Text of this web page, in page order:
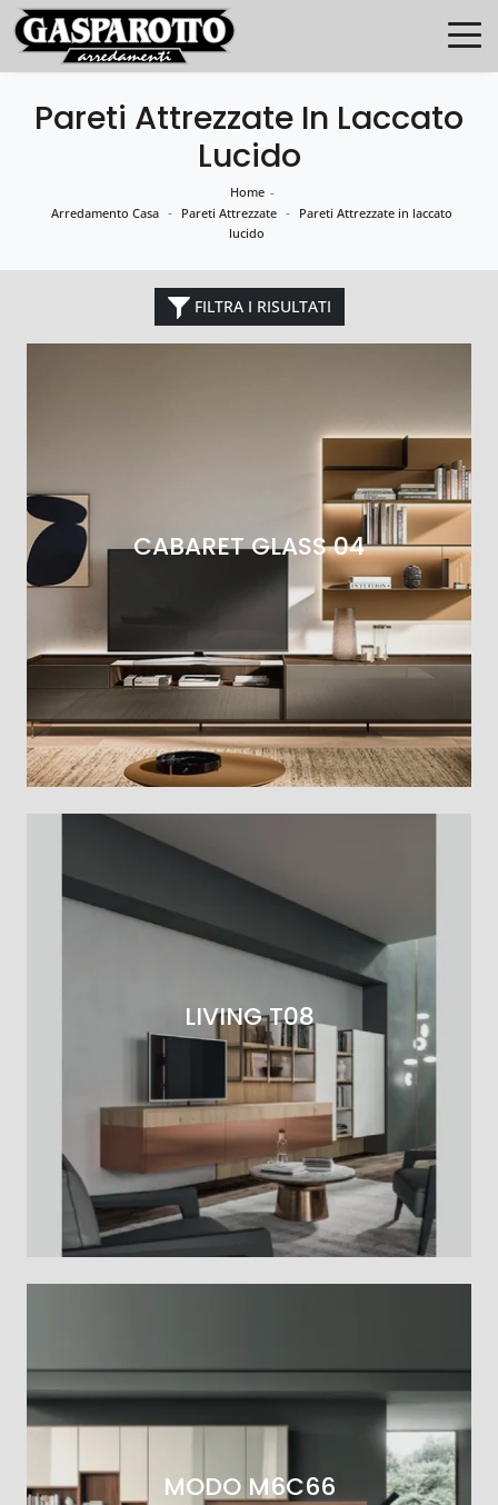
Pareti Attrezzate In Laccato
Lucido
Home -
Arredamento Casa - Pareti Attrezzate - Pareti Attrezzate in laccato
lucido
FILTRA I RISULTATI
CABARET GLASS 04
LIVING T08
MODO M6C66